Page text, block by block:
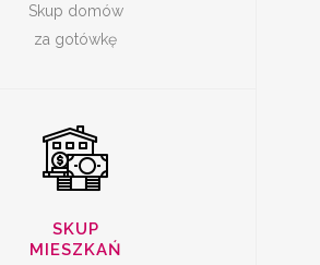
Skup domów
za gotówkę
SKUP
MIESZKAŃ